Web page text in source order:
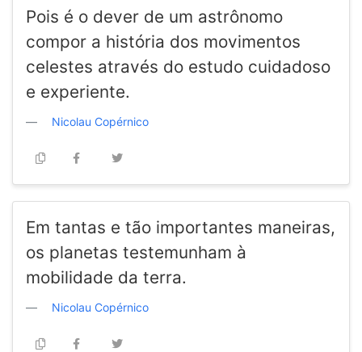
Pois é o dever de um astrônomo
compor a história dos movimentos
celestes através do estudo cuidadoso
e experiente.
Nicolau Copérnico
Em tantas e tão importantes maneiras,
os planetas testemunham à
mobilidade da terra.
Nicolau Copérnico